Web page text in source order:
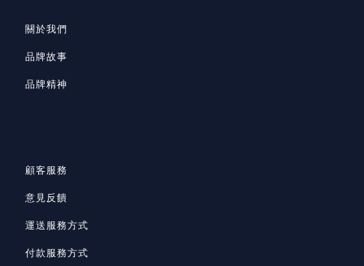
關於我們
品牌故事
品牌精神
顧客服務
意見反饋
運送服務方式
付款服務方式